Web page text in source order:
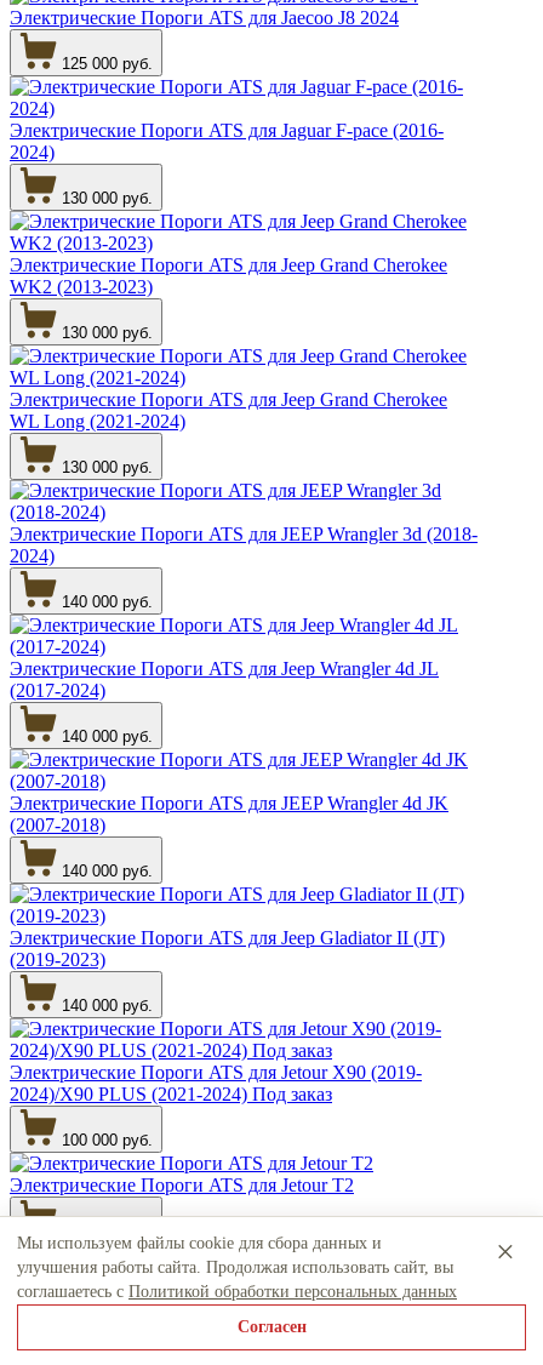
Электрические Пороги ATS для Jaecoo J8 2024
125 000 руб.
Электрические Пороги ATS для Jaguar F-pace (2016-
2024)
130 000 руб.
Электрические Пороги ATS для Jeep Grand Cherokee
WK2 (2013-2023)
130 000 руб.
Электрические Пороги ATS для Jeep Grand Cherokee
WL Long (2021-2024)
130 000 руб.
Электрические Пороги ATS для JEEP Wrangler 3d (2018-
2024)
140 000 руб.
Электрические Пороги ATS для Jeep Wrangler 4d JL
(2017-2024)
140 000 руб.
Электрические Пороги ATS для JEEP Wrangler 4d JK
(2007-2018)
140 000 руб.
Электрические Пороги ATS для Jeep Gladiator II (JT)
(2019-2023)
140 000 руб.
Электрические Пороги ATS для Jetour X90 (2019-
2024)/X90 PLUS (2021-2024) Под заказ
100 000 руб.
Электрические Пороги ATS для Jetour T2
Электрические Пороги ATS для Lincoln Aviator II (2019-
Мы используем файлы cookie для сбора данных и
улучшения работы сайта. Продолжая использовать сайт, вы
соглашаетесь с Политикой обработки персональных данных
Согласен
×